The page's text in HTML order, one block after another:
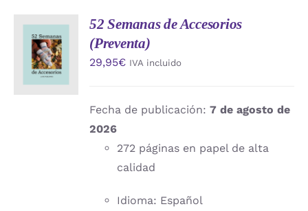
AL
CARRITO
/
DETALLES
52 Semanas de Accesorios
(Preventa)
29,95€ IVA incluido
Fecha de publicación:7 de agosto de
2026
272 páginas en papel de alta
calidad
Idioma: Español